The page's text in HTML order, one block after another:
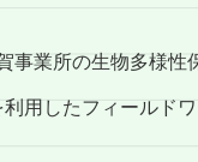
業所の生物多様性
フィールドワー